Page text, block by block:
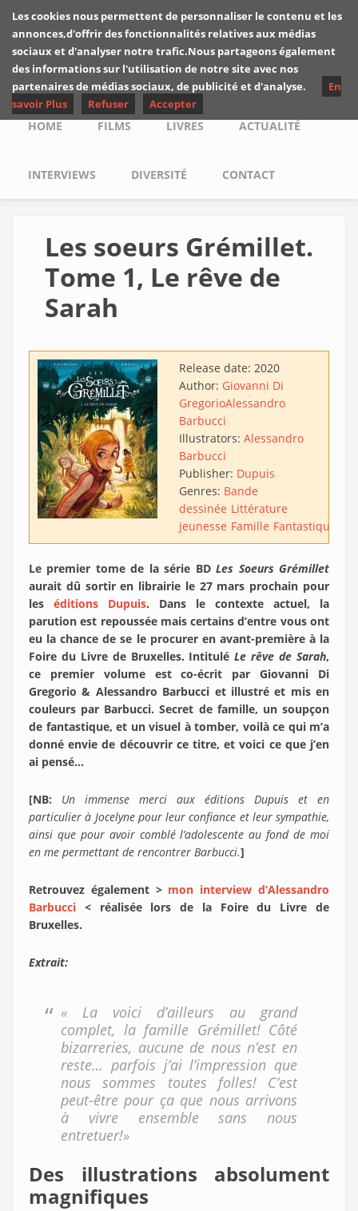
Skip to main content
Les critiques de
Yuyine
Main menu
HOME FILMS LIVRES ACTUALITÉ
INTERVIEWS DIVERSITÉ CONTACT
Les soeurs Grémillet.
Tome 1, Le rêve de
Sarah
Release date: 2020
Author: Giovanni Di
GregorioAlessandro
Barbucci
Illustrators: Alessandro
Barbucci
Publisher: Dupuis
Genres: Bande
dessinée Littérature
jeunesse Famille Fantastique
Le premier tome de la série BDLes Soeurs Grémillet
aurait dû sortir en librairie le 27 mars prochain pour
les éditions Dupuis. Dans le contexte actuel, la
parution est repoussée mais certains d’entre vous ont
eu la chance de se le procurer en avant-première à la
Foire du Livre de Bruxelles. Intitulé Le rêve de Sarah,
ce premier volume est co-écrit par Giovanni Di
Gregorio & Alessandro Barbucci et illustré et mis en
couleurs par Barbucci. Secret de famille, un soupçon
de fantastique, et un visuel à tomber, voilà ce qui m’a
donné envie de découvrir ce titre, et voici ce que j’en
ai pensé…
[NB: Un immense merci aux éditions Dupuis et en
particulier à Jocelyne pour leur confiance et leur sympathie,
ainsi que pour avoir comblé l’adolescente au fond de moi
en me permettant de rencontrer Barbucci.]
Retrouvez également > mon interview d’Alessandro
Barbucci < réalisée lors de la Foire du Livre de
Bruxelles.
Extrait:
« La voici d’ailleurs au grand
complet, la famille Grémillet! Côté
bizarreries, aucune de nous n’est en
reste… parfois j’ai l’impression que
nous sommes toutes folles! C’est
peut-être pour ça que nous arrivons
à vivre ensemble sans nous
entretuer!»
Des illustrations absolument
magnifiques
Les cookies nous permettent de personnaliser le contenu et les
annonces,d'offrir des fonctionnalités relatives aux médias
sociaux et d'analyser notre trafic.Nous partageons également
des informations sur l'utilisation de notre site avec nos
partenaires de médias sociaux, de publicité et d'analyse.
En
savoir Plus
Refuser Accepter